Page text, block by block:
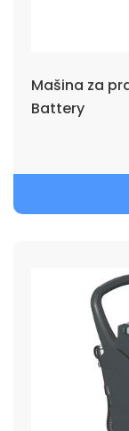
Mašina za
Battery